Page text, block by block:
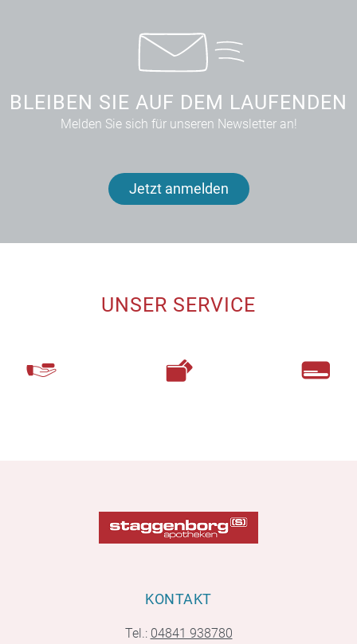
BLEIBEN SIE AUF DEM LAUFENDEN
Melden Sie sich für unseren Newsletter an!
Jetzt anmelden
UNSER SERVICE
KONTAKT
Tel.: 04841 938780